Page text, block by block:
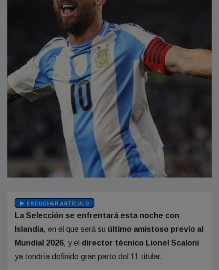
ESCUCHAR ARTÍCULO
La Selección se enfrentará esta noche con
Islandia, en el que será su último amistoso previo al
Mundial 2026, y el director técnico Lionel Scaloni
ya tendría definido gran parte del 11 titular.